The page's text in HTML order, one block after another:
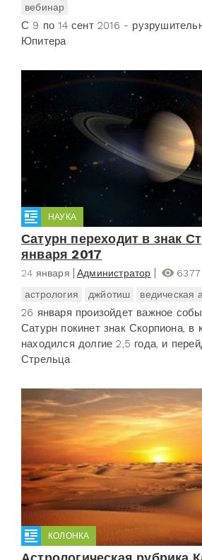
вебинар
С 9 по 14 сент 2016 -
Юпитера
НАУКА
Сатурн переходит в знак
января 2017
24 января Администратор
6377
астрология
джйотиш ведическая
26 января произойдет важное
Сатурн покинет знак Скорпиона, в
находился долгие 2,5 года, и
Стрельца.
КОЛОНКА